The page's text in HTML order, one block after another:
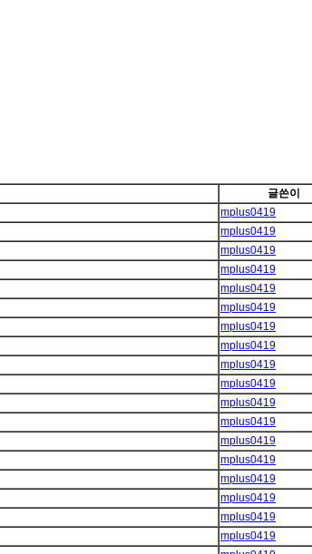
글쓴이
mplus0419
mplus0419
mplus0419
mplus0419
mplus0419
mplus0419
mplus0419
mplus0419
mplus0419
mplus0419
mplus0419
mplus0419
mplus0419
mplus0419
mplus0419
mplus0419
mplus0419
mplus0419